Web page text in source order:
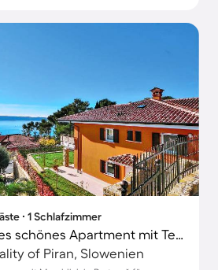
∙ 1 Schlafzimmer
Voll ausgestattetes schönes Apartment mit Terrasse und Grill | Wasserblick
of Piran, Slowenien